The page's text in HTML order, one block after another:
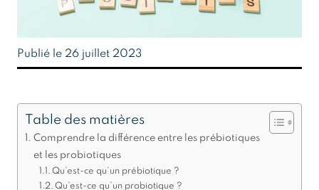
Publié le 26 juillet 2023
Table des matières
Comprendre la différence entre les prébiotiques
et les probiotiques
Qu’est-ce qu’un prébiotique ?
Qu’est-ce qu’un probiotique ?